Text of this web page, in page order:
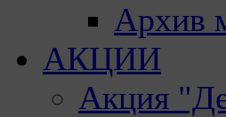
Архив
АКЦИИ
Акция